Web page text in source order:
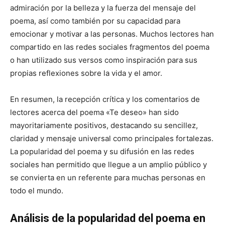
admiración por la belleza y la fuerza del mensaje del
poema, así como también por su capacidad para
emocionar y motivar a las personas. Muchos lectores han
compartido en las redes sociales fragmentos del poema
o han utilizado sus versos como inspiración para sus
propias reflexiones sobre la vida y el amor.
En resumen, la recepción crítica y los comentarios de
lectores acerca del poema «Te deseo» han sido
mayoritariamente positivos, destacando su sencillez,
claridad y mensaje universal como principales fortalezas.
La popularidad del poema y su difusión en las redes
sociales han permitido que llegue a un amplio público y
se convierta en un referente para muchas personas en
todo el mundo.
Análisis de la popularidad del poema en